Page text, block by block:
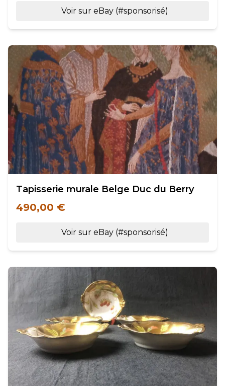
Voir sur eBay (#sponsorisé)
Tapisserie murale Belge Duc du Berry
490,00 €
Voir sur eBay (#sponsorisé)